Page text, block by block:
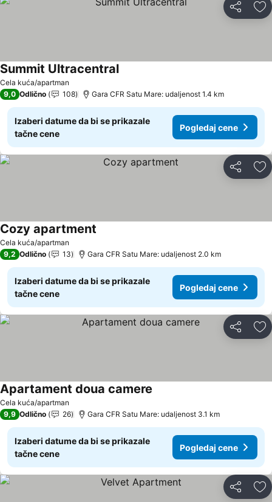
Deli
Cela kuća/apartman
Summit UltracentralPogledaj cene
9,0 Odlično 108 Gara CFR Satu Mare: udaljenost 1.4 km
Izaberi datume da bi se prikazale
tačne cene
Pogledaj cene
Deli
Cela kuća/apartman
Cozy apartment
9,2 Odlično 13 Gara CFR Satu Mare: udaljenost 2.0 km
Izaberi datume da bi se prikazale
tačne cene
Pogledaj cene
Deli
Cela kuća/apartman
Apartament doua camere
9,9 Odlično 26 Gara CFR Satu Mare: udaljenost 3.1 km
Izaberi datume da bi se prikazale
tačne cene
Pogledaj cene
Deli